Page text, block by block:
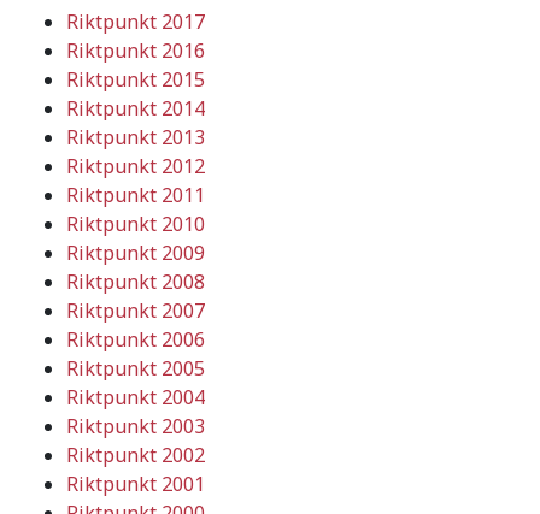
Riktpunkt 2017
Riktpunkt 2016
Riktpunkt 2015
Riktpunkt 2014
Riktpunkt 2013
Riktpunkt 2012
Riktpunkt 2011
Riktpunkt 2010
Riktpunkt 2009
Riktpunkt 2008
Riktpunkt 2007
Riktpunkt 2006
Riktpunkt 2005
Riktpunkt 2004
Riktpunkt 2003
Riktpunkt 2002
Riktpunkt 2001